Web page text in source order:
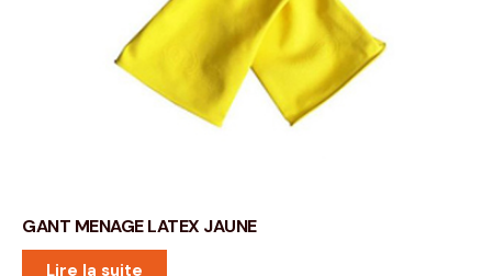
GANT MENAGE LATEX JAUNE
Lire la suite